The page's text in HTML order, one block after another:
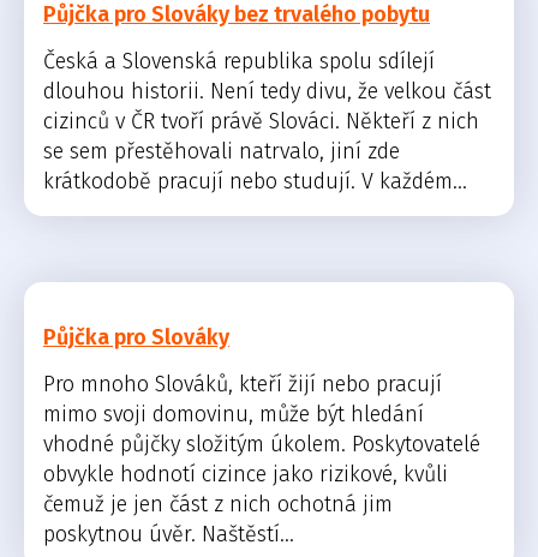
Půjčka pro Slováky bez trvalého pobytu
Česká a Slovenská republika spolu sdílejí
dlouhou historii. Není tedy divu, že velkou část
cizinců v ČR tvoří právě Slováci. Někteří z nich
se sem přestěhovali natrvalo, jiní zde
krátkodobě pracují nebo studují. V každém...
Půjčka pro Slováky
Pro mnoho Slováků, kteří žijí nebo pracují
mimo svoji domovinu, může být hledání
vhodné půjčky složitým úkolem. Poskytovatelé
obvykle hodnotí cizince jako rizikové, kvůli
čemuž je jen část z nich ochotná jim
poskytnou úvěr. Naštěstí...